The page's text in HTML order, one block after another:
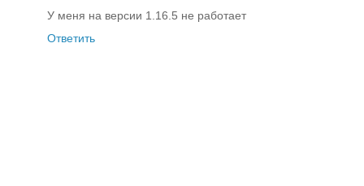
У меня на версии 1.16.5 не работает
Ответить